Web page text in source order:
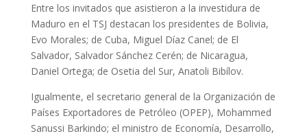
Entre los invitados que asistieron a la investidura de
Maduro en el TSJ destacan los presidentes de Bolivia,
Evo Morales; de Cuba, Miguel Díaz Canel; de El
Salvador, Salvador Sánchez Cerén; de Nicaragua,
Daniel Ortega; de Osetia del Sur, Anatoli Bibílov.
Igualmente, el secretario general de la Organización de
Países Exportadores de Petróleo (OPEP), Mohammed
Sanussi Barkindo; el ministro de Economía, Desarrollo,